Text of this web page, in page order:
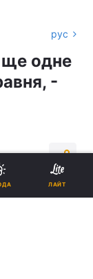
рус
ще одне
-
ЛАЙТ